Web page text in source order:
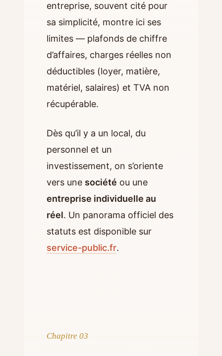
entreprise, souvent cité pour
sa simplicité, montre ici ses
limites — plafonds de chiffre
d’affaires, charges réelles non
déductibles (loyer, matière,
matériel, salaires) et TVA non
récupérable.
Dès qu’il y a un local, du
personnel et un
investissement, on s’oriente
vers une société ou une
entreprise individuelle au
réel. Un panorama officiel des
statuts est disponible sur
service-public.fr.
Chapitre 03